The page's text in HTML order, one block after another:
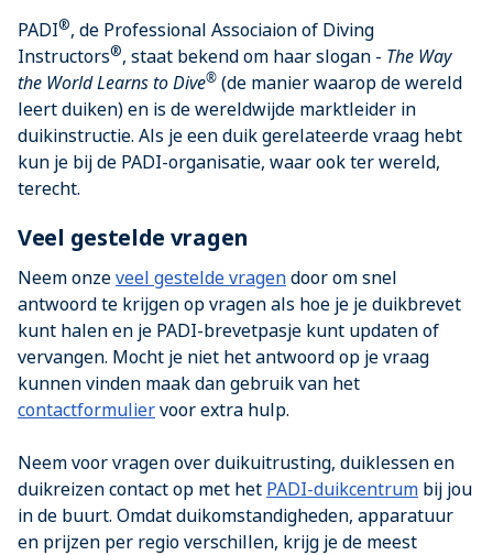
PADI®, de Professional Associaion of Diving
Instructors®, staat bekend om haar slogan - The Way
the World Learns to Dive® (de manier waarop de wereld
leert duiken) en is de wereldwijde marktleider in
duikinstructie. Als je een duik gerelateerde vraag hebt
kun je bij de PADI-organisatie, waar ook ter wereld,
terecht.
Veel gestelde vragen
Neem onzeveel gestelde vragendoor om snel
antwoord te krijgen op vragen als hoe je je duikbrevet
kunt halen en je PADI-brevetpasje kunt updaten of
vervangen. Mocht je niet het antwoord op je vraag
kunnen vinden maak dan gebruik van het
contactformuliervoor extra hulp.
Neem voor vragen over duikuitrusting, duiklessen en
duikreizen contact op met het PADI-duikcentrum bij jou
in de buurt. Omdat duikomstandigheden, apparatuur
en prijzen per regio verschillen, krijg je de meest